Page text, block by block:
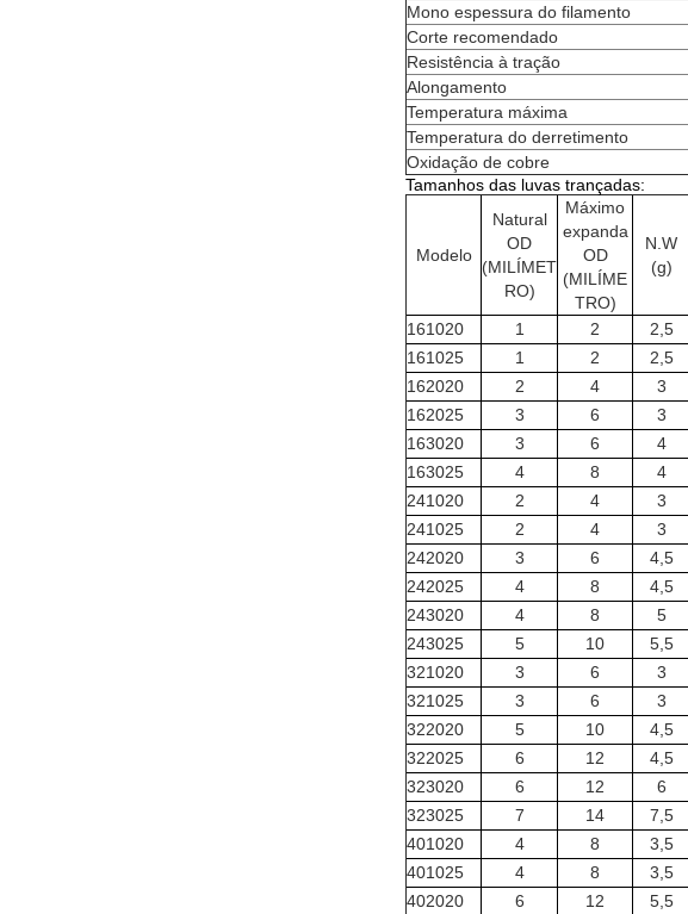
Mono espessura do filamento
Corte recomendado
Resistência à tração
Alongamento
Temperatura máxima
Temperatura do derretimento
Oxidação de cobre
Tamanhos das luvas trançadas:
Modelo
Natural
OD
(MILÍMET
RO)
Máximo
expanda
OD
(MILÍME
TRO)
N.W
(g)
161020 1 2 2,5
161025
1 2 2,5
162020
2 4 3
162025
3 6 3
163020
3 6 4
163025
4 8 4
241020
2 4 3
241025
2 4 3
242020
3 6 4,5
242025
4 8 4,5
243020
4 8 5
243025
5 10 5,5
321020
3 6 3
321025
3 6 3
322020
5 10 4,5
322025
6 12 4,5
323020
6 12 6
323025
7 14 7,5
401020
4 8 3,5
401025
4 8 3,5
402020
6 12 5,5